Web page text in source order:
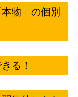
物」の個別
る！